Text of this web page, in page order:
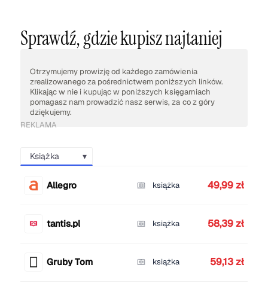
Sprawdź, gdzie kupisz najtaniej
Otrzymujemy prowizję od każdego zamówienia
zrealizowanego za pośrednictwem poniższych linków.
Klikając w nie i kupując w poniższych księgarniach
pomagasz nam prowadzić nasz serwis, za co z góry
dziękujemy.
REKLAMA
Książka
Allegro książka 49,99 zł
tantis.pl książka 58,39 zł
Gruby Tom książka 59,13 zł